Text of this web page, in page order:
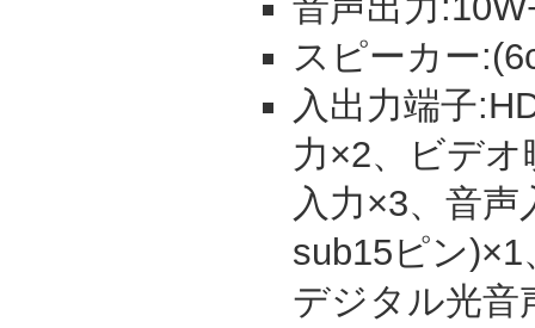
スピーカー
入出力端子
力×2、ビデ
入力×3、音声
sub15ピン
デジタル光音